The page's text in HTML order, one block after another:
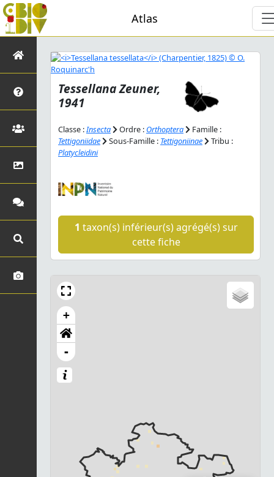
Atlas
TessellanaZeuner,
1941
Classe :Insecta Ordre : Orthoptera
Famille :
Tettigoniidae
Sous-Famille : Tettigoniinae
Tribu :
Platycleidini
1 taxon(s) inférieur(s) agrégé(s) sur
cette fiche
+
-